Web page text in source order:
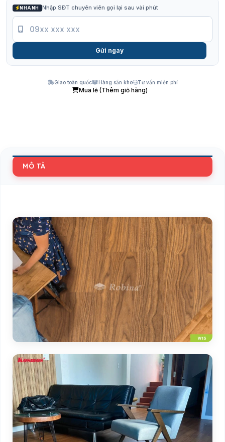
NHANH Nhập SĐT chuyên viên gọi lại sau vài phút
Gửi ngay
Giao toàn quốc Hàng sẵn kho Tư vấn miễn phí
Mua lẻ (Thêm giỏ hàng)
MÔ TẢ